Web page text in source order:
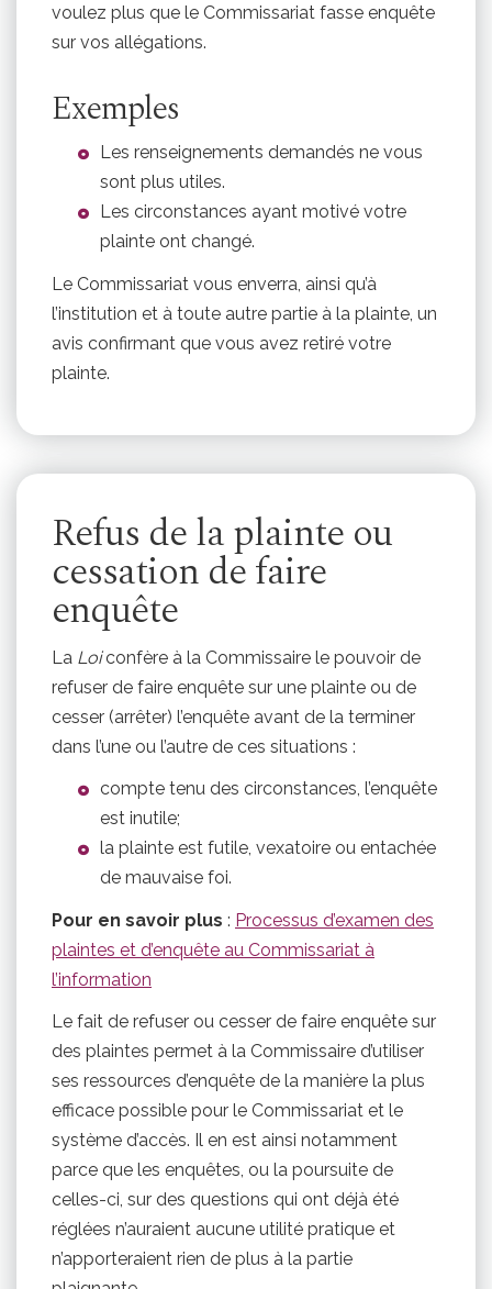
voulez plus que le Commissariat fasse enquête
sur vos allégations.
Exemples
Les renseignements demandés ne vous
sont plus utiles.
Les circonstances ayant motivé votre
plainte ont changé.
Le Commissariat vous enverra, ainsi qu’à
l’institution et à toute autre partie à la plainte, un
avis confirmant que vous avez retiré votre
plainte.
Refus de la plainte ou
cessation de faire
enquête
La Loiconfère à la Commissaire le pouvoir de
refuser de faire enquête sur une plainte ou de
cesser (arrêter) l’enquête avant de la terminer
dans l’une ou l’autre de ces situations :
compte tenu des circonstances, l’enquête
est inutile;
la plainte est futile, vexatoire ou entachée
de mauvaise foi.
Pour en savoir plus : Processus d’examen des
plaintes et d’enquête au Commissariat à
l’information
Le fait de refuser ou cesser de faire enquête sur
des plaintes permet à la Commissaire d’utiliser
ses ressources d’enquête de la manière la plus
efficace possible pour le Commissariat et le
système d’accès. Il en est ainsi notamment
parce que les enquêtes, ou la poursuite de
celles-ci, sur des questions qui ont déjà été
réglées n’auraient aucune utilité pratique et
n’apporteraient rien de plus à la partie